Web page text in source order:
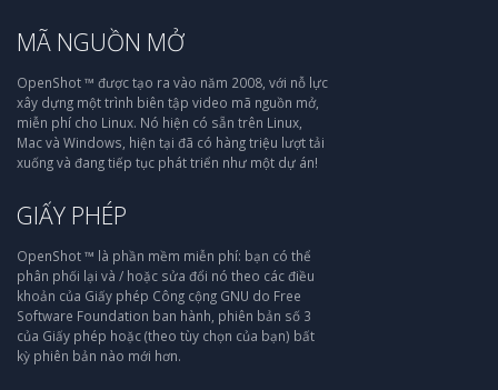
MÃ NGUỒN MỞ
OpenShot ™ được tạo ra vào năm 2008, với nỗ lực
xây dựng một trình biên tập video mã nguồn mở,
miễn phí cho Linux. Nó hiện có sẵn trên Linux,
Mac và Windows, hiện tại đã có hàng triệu lượt tải
xuống và đang tiếp tục phát triển như một dự án!
GIẤY PHÉP
OpenShot ™ là phần mềm miễn phí: bạn có thể
phân phối lại và / hoặc sửa đổi nó theo các điều
khoản của Giấy phép Công cộng GNU do Free
Software Foundation ban hành, phiên bản số 3
của Giấy phép hoặc (theo tùy chọn của bạn) bất
kỳ phiên bản nào mới hơn.